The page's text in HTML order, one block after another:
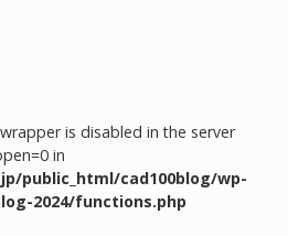
is disabled in the server
in
public_html/cad100blog/wp-
2024/functions.php